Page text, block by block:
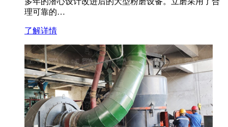
理可靠的…
了解详情